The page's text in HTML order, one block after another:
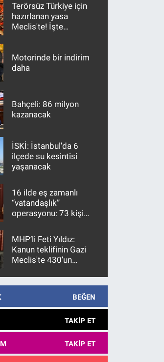
Terörsüz Türkiye için
hazırlanan yasa
Meclis'te! İşte
Motorinde bir indirim
daha
Bahçeli: 86 milyon
kazanacak
İSKİ: İstanbul'da 6
ilçede su kesintisi
yaşanacak
16 ilde eş zamanlı
“vatandaşlık”
operasyonu: 73 kişi
MHP’li Feti Yıldız:
Kanun teklifinin Gazi
Meclis'te 430’un
kanunlaşacağı
BEĞEN
TAKIP ET
TAKIP ET